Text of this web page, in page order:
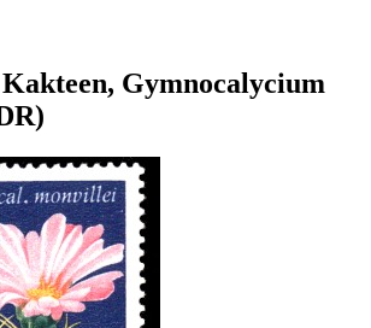
Gymnocalycium